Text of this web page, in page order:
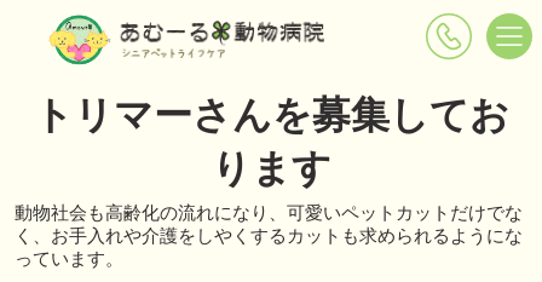
トリマーさんを募集してお
ります
動物社会も高齢化の流れになり、可愛いペットカットだけでな
く、お手入れや介護をしやくするカットも求められるようにな
っています。